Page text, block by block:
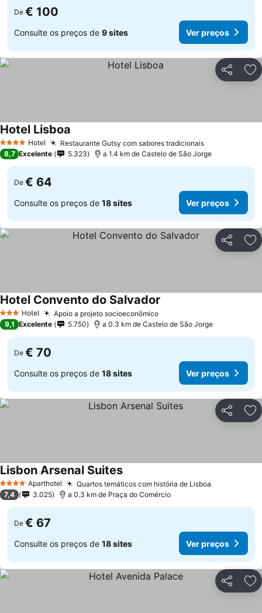
De € 100
Consulte os preços de 9 sites Ver preços
Partilhar
4 EstrelasHotel Restaurante Gutsy com sabores tradicionais
Hotel Lisboa
8,7 Excelente 5.323 a 1.4 km de Castelo de São Jorge
De € 64
Consulte os preços de 18 sites Ver preços
Partilhar
3 EstrelasHotel Apoio a projeto socioeconômico
Hotel Convento do Salvador
9,1 Excelente 5.750 a 0.3 km de Castelo de São Jorge
De € 70
Consulte os preços de 18 sites Ver preços
Partilhar
4 EstrelasAparthotel Quartos temáticos com história de Lisboa
Lisbon Arsenal Suites
7,4 3.025 a 0.3 km de Praça do Comércio
De € 67
Consulte os preços de 18 sites Ver preços
Partilhar